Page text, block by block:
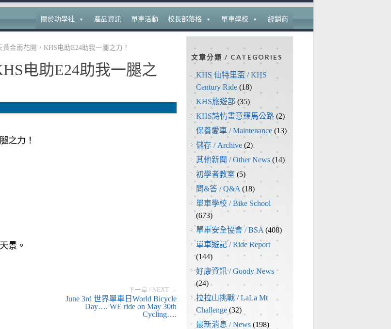
關於功學社 產品資訊 單車活動 校長部落格 單車學校 經銷商
黃金雨花開，KHS电助E24助我一腿之力！
电助E24助我一腿之
之力！
景。
下一章 / NEXT →
June 3rd 世界單車日World Bicycle
Day…. WE ride on May 30th
Cycling….
文章分類 / CATEGORIES
KHS 仙特里盃 / KHS
Century Ride (18)
KHS旅遊部 (35)
KHS詩情畫意羅馬公路 (2)
保養愛車 / Maintenance (13)
儲存 / Archive (2)
其他新聞 / Other News (14)
初學者教室 (5)
問&答 / Q&A (18)
單車學校 / Bike School
(673)
單車安全協會 / BSA (408)
單車遊記 / Ride Report
(144)
好康資訊 / Goody News
(24)
拉拉山挑戰 / LaLa Mt
Challenge (32)
最新消息 / News (198)